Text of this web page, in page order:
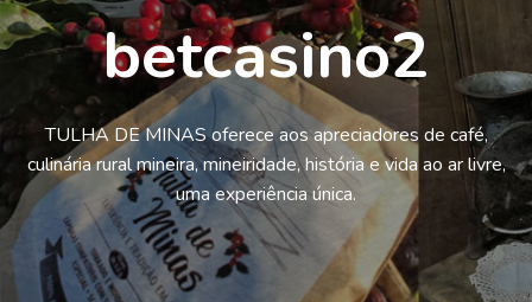
betcasino2
TULHA DE MINAS oferece aos apreciadores de café,
culinária rural mineira, mineiridade, história e vida ao ar livre,
uma experiência única.